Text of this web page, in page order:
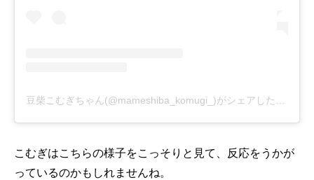
こむぎはこちらの様子をこっそりと見て、反応をうかが
っているのかもしれませんね。